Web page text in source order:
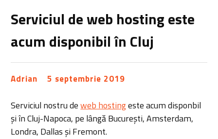
Serviciul de web hosting este
acum disponibil în Cluj
Adrian 5 septembrie 2019
Serviciul nostru deweb hostingeste acum disponbil
și în Cluj-Napoca, pe lângă București, Amsterdam,
Londra, Dallas și Fremont.